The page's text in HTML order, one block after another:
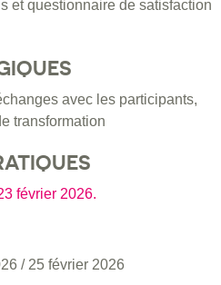
et questionnaire de satisfaction
avec les participants,
transformation
février 2026.
/ 25 février 2026